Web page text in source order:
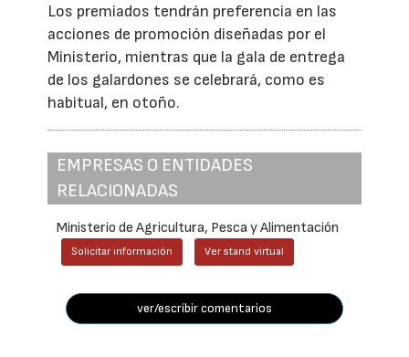
Los premiados tendrán preferencia en las
acciones de promoción diseñadas por el
Ministerio, mientras que la gala de entrega
de los galardones se celebrará, como es
habitual, en otoño.
EMPRESAS O ENTIDADES
RELACIONADAS
Ministerio de Agricultura, Pesca y Alimentación
Solicitar información Ver stand virtual
ver/escribir comentarios